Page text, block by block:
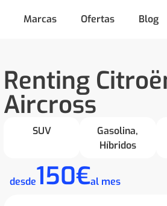
Marcas Ofertas Blog
Renting
Aircross
SUV Gasolina,
Híbridos
desde150€al mes